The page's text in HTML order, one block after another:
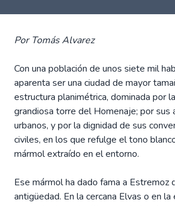
Por Tomás Alvarez
Con una población de unos siete mil
aparenta ser una ciudad de mayor
estructura planimétrica, dominada por
grandiosa torre del Homenaje; por sus
urbanos, y por la dignidad de sus
civiles, en los que refulge el tono
mármol extraído en el entorno.
Ese mármol ha dado fama a Estremoz
antigüedad. En la cercana Elvas o en